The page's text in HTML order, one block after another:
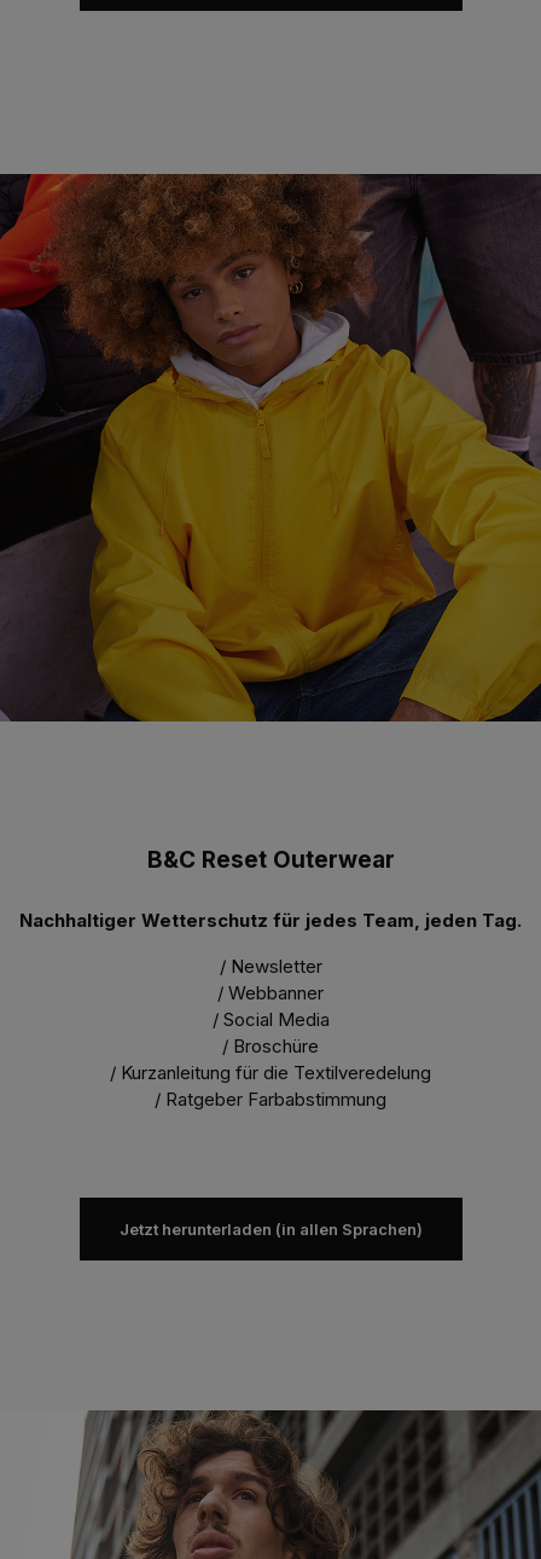
B&C Reset Outerwear
Nachhaltiger Wetterschutz für jedes Team, jeden Tag.
/ Newsletter
/ Webbanner
/ Social Media
/ Broschüre
/ Kurzanleitung für die Textilveredelung
/ Ratgeber Farbabstimmung
Jetzt herunterladen (in allen Sprachen)